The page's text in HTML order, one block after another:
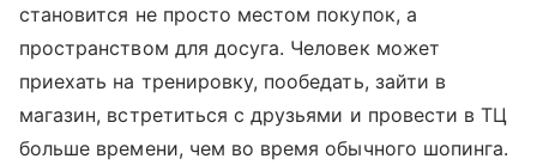
становится не просто местом покупок, а
пространством для досуга. Человек может
приехать на тренировку, пообедать, зайти в
магазин, встретиться с друзьями и провести в ТЦ
больше времени, чем во время обычного шопинга.